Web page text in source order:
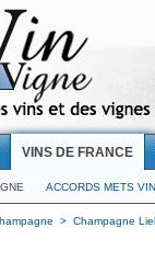
VINS DE FRANCE
ACCORDS METS
> Champagne